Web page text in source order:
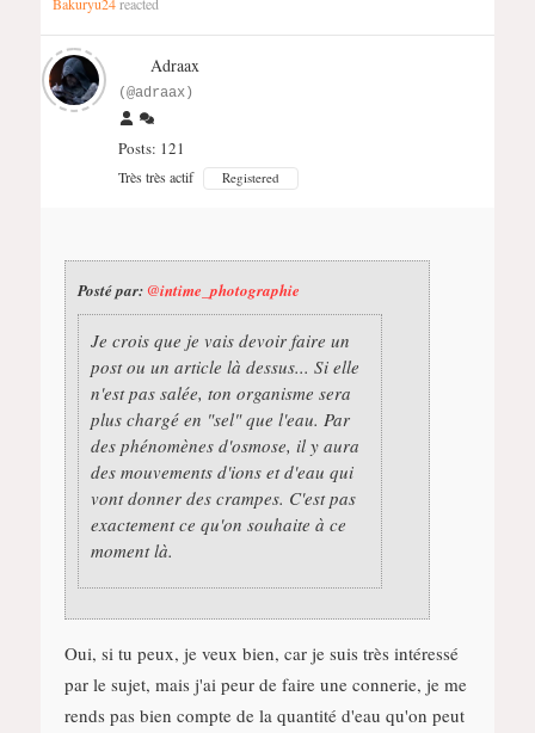
Bakuryu24reacted
Adraax
(@adraax)
Posts: 121
Très très actif Registered
Posté par:@intime_photographie
Je crois que je vais devoir faire un
post ou un article là dessus... Si elle
n'est pas salée, ton organisme sera
plus chargé en "sel" que l'eau. Par
des phénomènes d'osmose, il y aura
des mouvements d'ions et d'eau qui
vont donner des crampes. C'est pas
exactement ce qu'on souhaite à ce
moment là.
Oui, si tu peux, je veux bien, car je suis très intéressé
par le sujet, mais j'ai peur de faire une connerie, je me
rends pas bien compte de la quantité d'eau qu'on peut